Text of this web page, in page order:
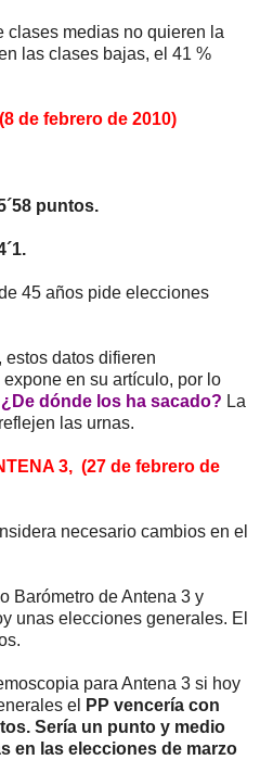
clases medias no quieren la
las clases bajas, el 41 %
de febrero de 2010)
puntos.
45 años pide elecciones
estos datos difieren
en su artículo, por lo
¿De dónde los ha sacado? La
las urnas.
3, (27 de febrero de
necesario cambios en el
Barómetro de Antena 3 y
unas elecciones generales. El
para Antena 3 si hoy
el
PP vencería con
Sería un punto y medio
en las elecciones de marzo